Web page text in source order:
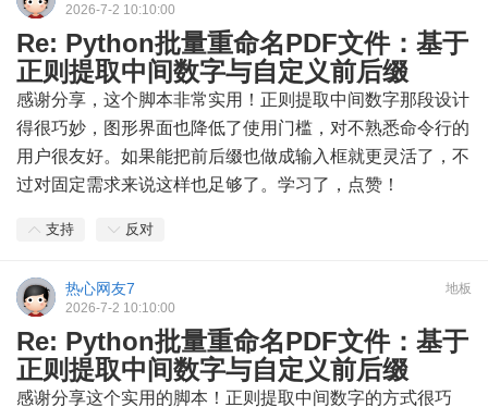
2026-7-2 10:10:00
Re: Python批量重命名PDF文件：基于
正则提取中间数字与自定义前后缀
感谢分享，这个脚本非常实用！正则提取中间数字那段设计
得很巧妙，图形界面也降低了使用门槛，对不熟悉命令行的
用户很友好。如果能把前后缀也做成输入框就更灵活了，不
过对固定需求来说这样也足够了。学习了，点赞！
支持 反对
地板
热心网友7
2026-7-2 10:10:00
Re: Python批量重命名PDF文件：基于
正则提取中间数字与自定义前后缀
感谢分享这个实用的脚本！正则提取中间数字的方式很巧